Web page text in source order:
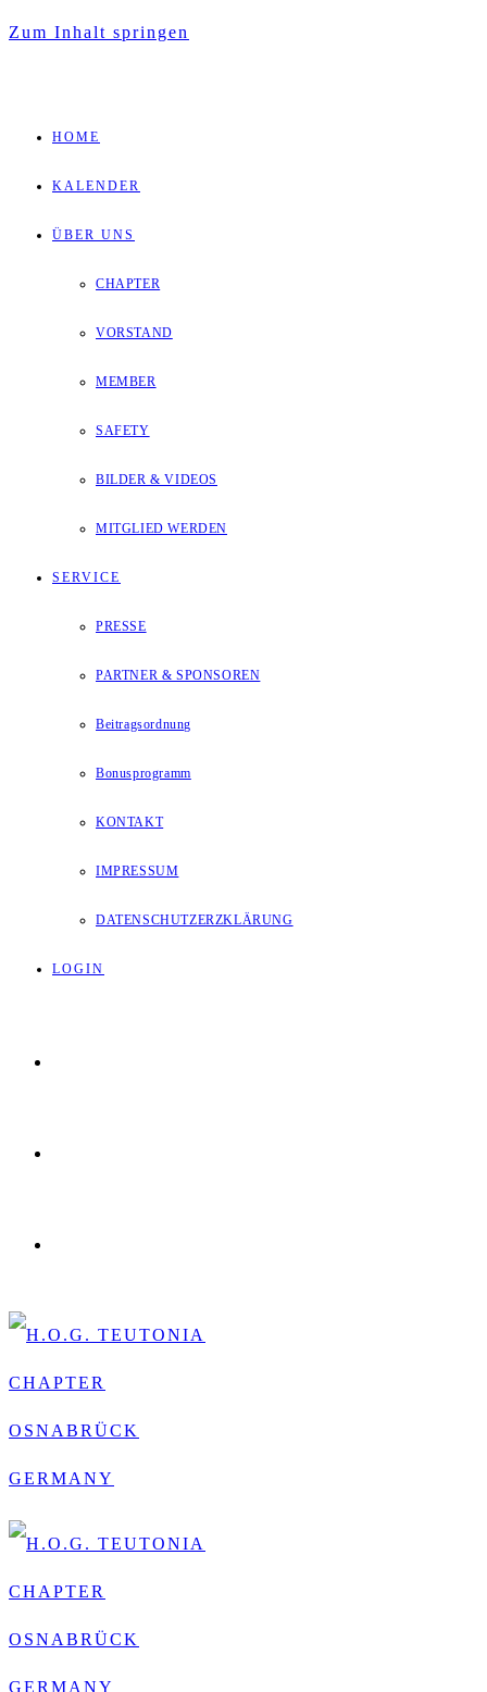
Zum Inhalt springen
HOME
KALENDER
ÜBER UNS
CHAPTER
VORSTAND
MEMBER
SAFETY
BILDER & VIDEOS
MITGLIED WERDEN
SERVICE
PRESSE
PARTNER & SPONSOREN
Beitragsordnung
Bonusprogramm
KONTAKT
IMPRESSUM
DATENSCHUTZERZKLÄRUNG
LOGIN